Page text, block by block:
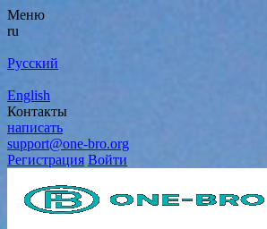
Меню
ru
Русский
English
Контакты
написать
support@one-bro.org
Регистрация Войти